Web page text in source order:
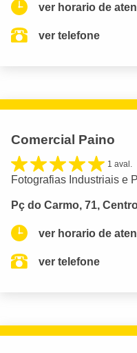
ver horario de
ver telefone
Comercial Paino
1 aval.
Fotografias Industriais e
Pç do Carmo, 71,
ver horario de
ver telefone